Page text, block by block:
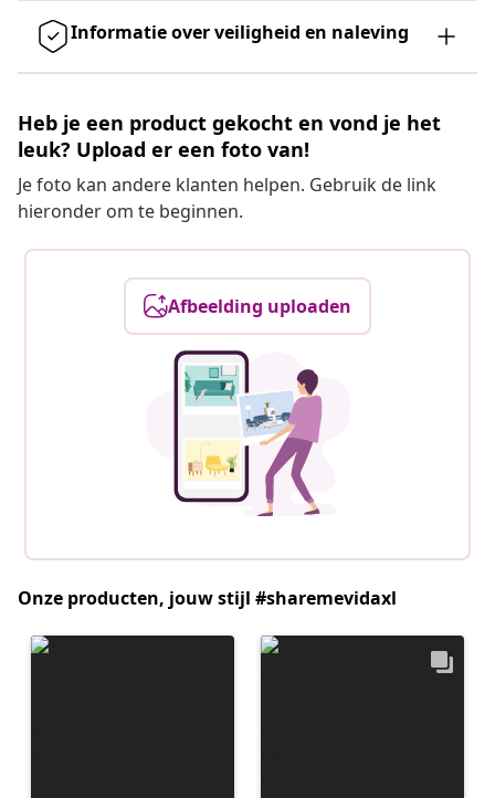
Informatie over veiligheid en naleving
Heb je een product gekocht en vond je het
leuk? Upload er een foto van!
Je foto kan andere klanten helpen. Gebruik de link
hieronder om te beginnen.
Afbeelding uploaden
Onze producten, jouw stijl #sharemevidaxl